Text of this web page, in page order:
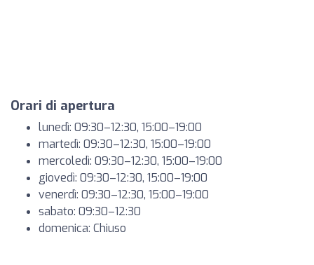
Orari di apertura
lunedì: 09:30–12:30, 15:00–19:00
martedì: 09:30–12:30, 15:00–19:00
mercoledì: 09:30–12:30, 15:00–19:00
giovedì: 09:30–12:30, 15:00–19:00
venerdì: 09:30–12:30, 15:00–19:00
sabato: 09:30–12:30
domenica: Chiuso